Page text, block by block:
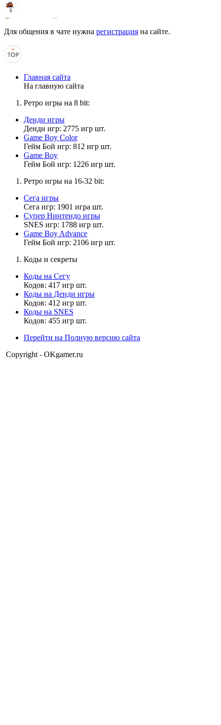
Дэволюциский
17:38:42
Ждём 2.
Дэволюциский
17:31:40
Матвей2014
17:29:07
списки и книжки? ну .. я смотрю по обстоятельствам. кого
добавить , кого убрать. кого записать. но изменения я смотрю
постоянно.
Дэволюциский
17:28:30
Ждём.
Дэволюциский
17:20:57
Ай ладно, забейте
Для общения в чате нужна регистрация на сайте.
Главная сайта
На главную сайта
Ретро игры на 8 bit:
Денди игры
Денди игр: 2775 игр шт.
Game Boy Color
Гейм Бой игр: 812 игр шт.
Game Boy
Гейм Бой игр: 1226 игр шт.
Ретро игры на 16-32 bit:
Сега игры
Сега игр: 1901 игра шт.
Супер Нинтендо игры
SNES игр: 1788 игр шт.
Game Boy Advance
Гейм Бой игр: 2106 игр шт.
Коды и секреты
Коды на Сегу
Кодов: 417 игр шт.
Коды на Денди игры
Кодов: 412 игр шт.
Коды на SNES
Кодов: 455 игр шт.
Перейти на Полную версию сайта
Copyright - OKgamer.ru